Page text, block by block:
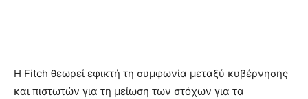
Η Fitch θεωρεί εφικτή τη συμφωνία μεταξύ κυβέρνησης
και πιστωτών για τη μείωση των στόχων για τα